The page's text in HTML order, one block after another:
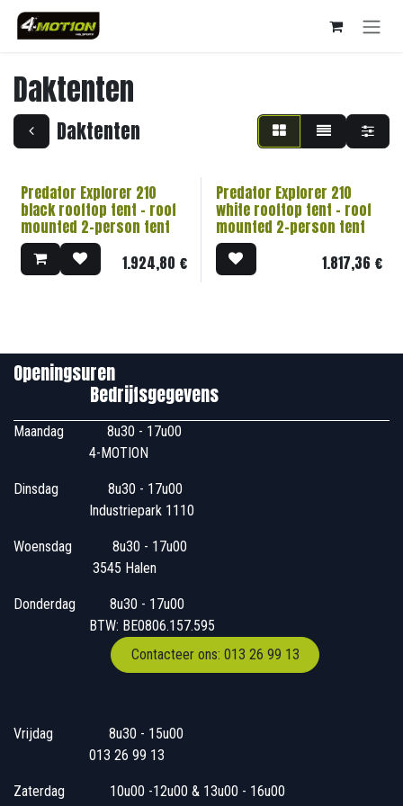
Overslaan naar inhoud
Daktenten
Daktenten
Predator Explorer 210
black rooftop tent - roof
mounted 2-person tent
1.924,80 €
Predator Explorer 210
white rooftop tent - roof
mounted 2-person tent
1.817,36 €
Openingsuren
Bedrijfsgegevens
Maandag
​8u30 - 17u00
4-MOTION
Dinsdag
​8u30 - 17u00
Industriepark 1110
Woensdag
​​​ 8u30 - 17u00
3545 Halen
Donderdag
​​8u30 - 17u00
BTW: BE0806.157.595
Contacteer ons: 013 26 99 13
Vrijdag
​8u30 - 15u00
013 26 99 13
Zaterdag
​10u00 -12u00 & 13u00 - 16u00